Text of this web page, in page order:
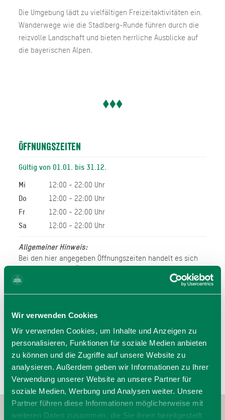
Wir verwenden Cookies
Wir verwenden Cookies, um Inhalte und Anzeigen zu
personalisieren, Funktionen für soziale Medien anbieten
zu können und die Zugriffe auf unsere Website zu
analysieren. Außerdem geben wir Informationen zu Ihrer
Verwendung unserer Website an unsere Partner für
soziale Medien, Werbung und Analysen weiter. Unsere
Partner führen diese Informationen möglicherweise mit
weiteren Daten zusammen, die Sie ihnen bereitgestellt
Die Umgebung lädt zu vielfältigen Freizeitaktivitäten ein.
Wanderwege wie die Stadlberg-Runde führen durch die
reizvolle Landschaft und bieten herrliche Ausblicke auf
die bayerischen Alpen.
Öffnungszeiten
Gültig von 01.01. bis 31.12.
Mi
12:00 - 22:00 Uhr
Do
12:00 - 22:00 Uhr
Fr
12:00 - 22:00 Uhr
Sa
12:00 - 22:00 Uhr
Allgemeiner Hinweis:
Bei den hier angegeben Öffnungszeiten handelt es sich
um die regulären Öffnungszeiten.
Kurzfristige Änderungen sowie Urlaubszeiten erfahren Sie
Wir bitten um Verständnis.